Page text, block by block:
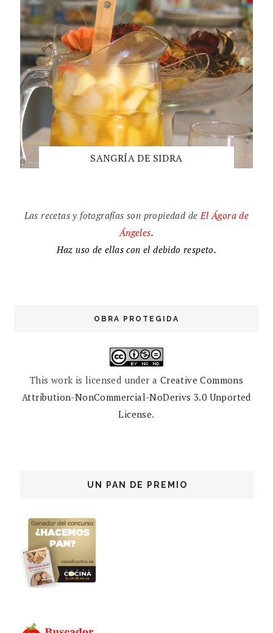
SANGRÍA DE SIDRA
Las recetas y fotografías son propiedad de ElÁgora de
Ángeles.
Haz uso de ellas con el debido respeto.
OBRA PROTEGIDA
This work is licensed under a Creative Commons
Attribution-NonCommercial-NoDerivs 3.0 Unported
License.
UN PAN DE PREMIO